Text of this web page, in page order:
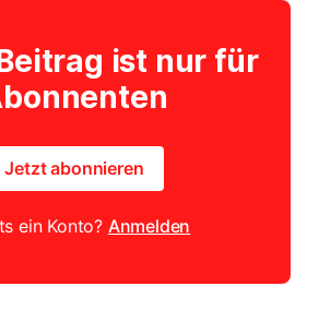
ist nur für
Jetzt abonnieren
ein Konto? Anmelden